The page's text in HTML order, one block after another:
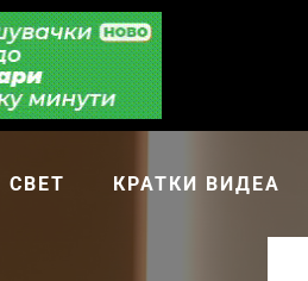
СВЕТ КРАТКИ ВИДЕА